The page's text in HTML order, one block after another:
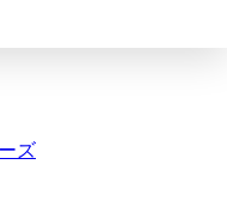
ズ